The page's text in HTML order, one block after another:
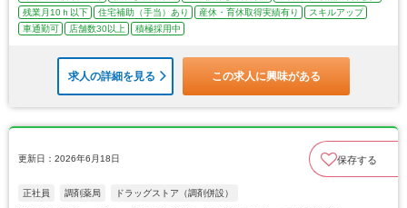
残業月10ｈ以下
住宅補助（手当）あり 産休・育休取得実績有り
スキルアップ
車通勤可
店舗数30以上 積極採用中
求人の詳細を見る この求人に興味がある
更新日：2026年6月18日 保存する
正社員 調剤薬局 ドラッグストア（調剤併設）